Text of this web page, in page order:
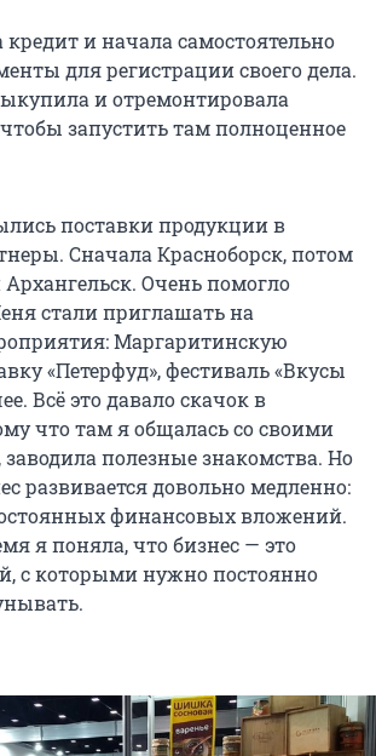
и начала самостоятельно
для регистрации своего дела.
и отремонтировала
чтобы запустить там полноценное
поставки продукции в
Сначала Красноборск, потом
Архангельск. Очень помогло
стали приглашать на
Маргаритинскую
«Петерфуд», фестиваль «Вкусы
Всё это давало скачок в
что там я общалась со своими
полезные знакомства. Но
развивается довольно медленно:
финансовых вложений.
я поняла, что бизнес — это
с которыми нужно постоянно